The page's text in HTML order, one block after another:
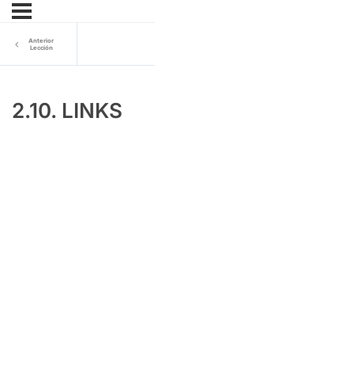
Anterior
Lección
2.10. LINKS